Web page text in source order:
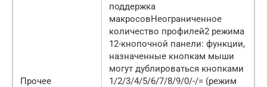
Прочее
поддержка
макросовНеограниченное
количество профилей2 режима
12-кнопочной панели: функции,
назначенные кнопкам мыши
могут дублироваться кнопками
1/2/3/4/5/6/7/8/9/0/-/= (режим